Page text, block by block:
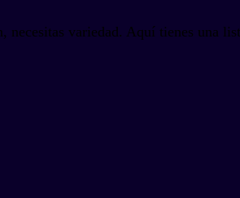
variedad. Aquí tienes una